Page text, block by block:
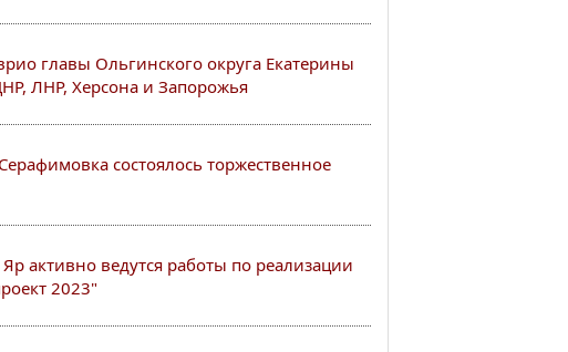
главы Ольгинского округа Екатерины
ЛНР, Херсона и Запорожья
состоялось торжественное
активно ведутся работы по реализации
2023"